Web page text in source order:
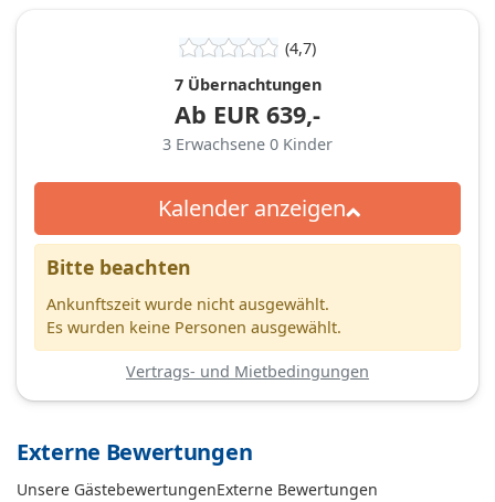
(4,7)
7 Übernachtungen
Ab EUR 639,-
3 Erwachsene 0 Kinder
Kalender anzeigen
Bitte beachten
Ankunftszeit wurde nicht ausgewählt.
Es wurden keine Personen ausgewählt.
Vertrags- und Mietbedingungen
Externe Bewertungen
Unsere GästebewertungenExterne Bewertungen